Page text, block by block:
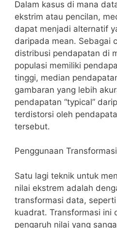
Dalam kasus di mana
ekstrim atau pencilan,
dapat menjadi alternatif
daripada mean. Sebagai
distribusi pendapatan di
populasi memiliki
tinggi, median
gambaran yang lebih
pendapatan “typical”
terdistorsi oleh
tersebut.
Penggunaan
Satu lagi teknik untuk
nilai ekstrem adalah
transformasi data,
kuadrat. Transformasi ini
pengaruh nilai yang